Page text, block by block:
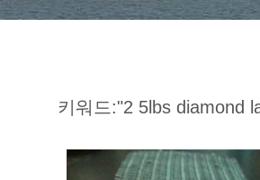
키워드:"2 5lbs diamond